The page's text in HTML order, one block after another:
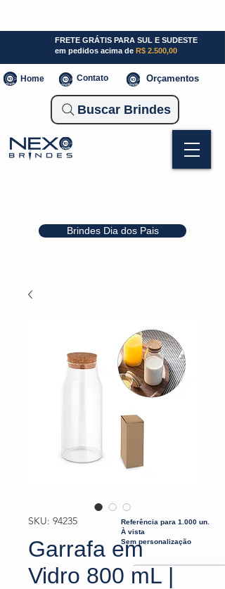
Brindes Dia dos Pais
FRETE GRÁTIS PARA SUL E SUDESTE
em pedidos acima de R$ 2.500,00
Home Contato Orçamentos
Buscar Brindes
SKU: 94235
Garrafa em
Vidro 800 mL |
Referência para 1.000 un.
À vista
Sem personalização